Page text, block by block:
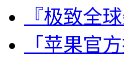
『极致全
「苹果官